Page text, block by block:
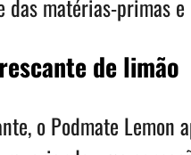
das matérias-primas
de limão
o Podmate